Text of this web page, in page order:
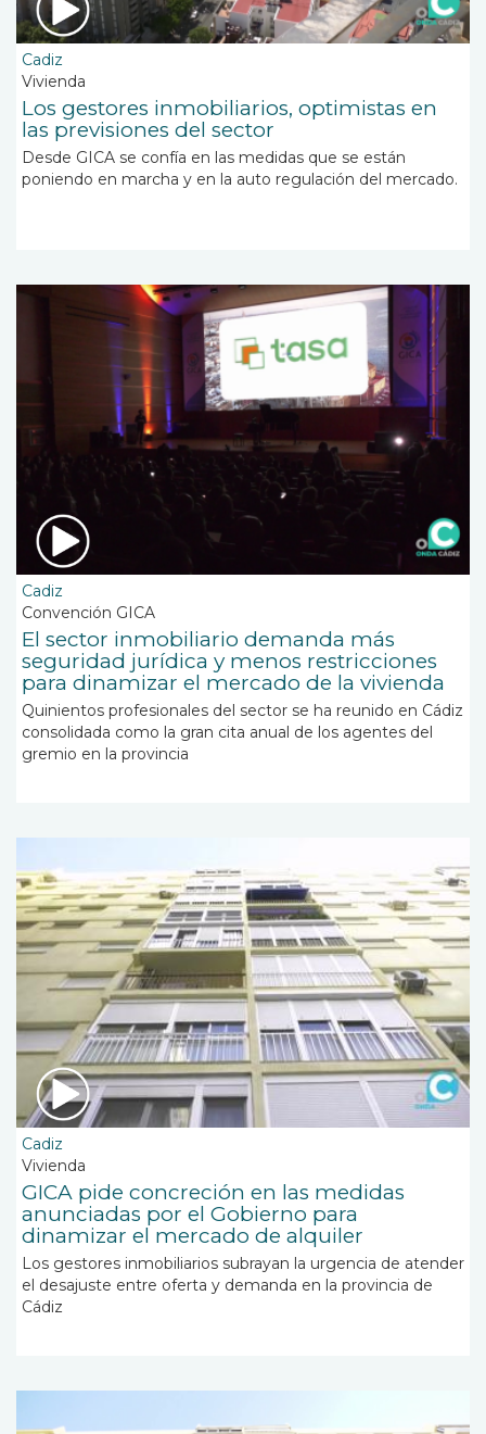
Cadiz
Vivienda
Los gestores inmobiliarios, optimistas en
las previsiones del sector
Desde GICA se confía en las medidas que se están
poniendo en marcha y en la auto regulación del mercado.
Cadiz
Convención GICA
El sector inmobiliario demanda más
seguridad jurídica y menos restricciones
para dinamizar el mercado de la vivienda
Quinientos profesionales del sector se ha reunido en Cádiz
consolidada como la gran cita anual de los agentes del
gremio en la provincia
Cadiz
Vivienda
GICA pide concreción en las medidas
anunciadas por el Gobierno para
dinamizar el mercado de alquiler
Los gestores inmobiliarios subrayan la urgencia de atender
el desajuste entre oferta y demanda en la provincia de
Cádiz